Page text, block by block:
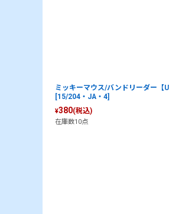
ミッキーマウス/バンドリーダー【
[15/204・JA・4]
¥380(税込)
在庫数10点